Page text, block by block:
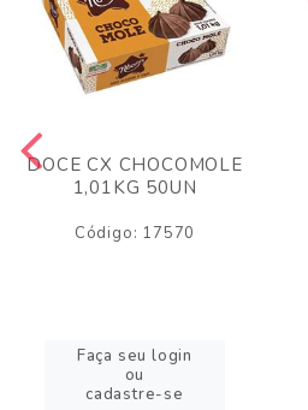
DOCE CX CHOCOMOLE
1,01KG 50UN
Código: 17570
Faça seu login
ou
cadastre-se